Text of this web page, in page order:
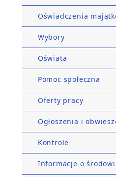
Oświadczenia
Wybory
Oświata
Pomoc społeczna
Oferty pracy
Ogłoszenia i
Kontrole
Informacje o